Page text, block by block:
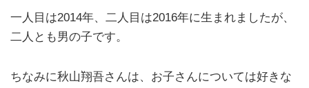
一人目は2014年、二人目は2016年に生まれましたが、
二人とも男の子です。
ちなみに秋山翔吾さんは、お子さんについては好きな